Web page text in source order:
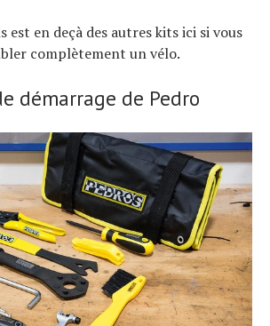
est en deçà des autres kits ici si vous
complètement un vélo.
démarrage de Pedro